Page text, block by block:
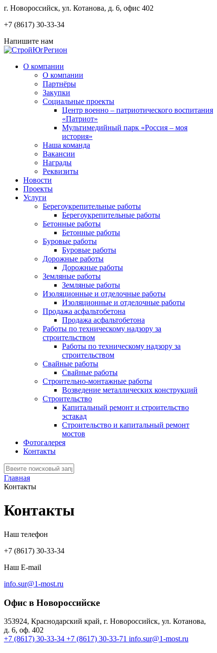
г. Новороссийск, ул. Котанова, д. 6, офис 402
+7 (8617) 30-33-34
Напишите нам
О компании
О компании
Партнёры
Закупки
Социальные проекты
Центр военно – патриотического воспитания
«Патриот»
Мультимедийный парк «Россия – моя
история»
Наша команда
Вакансии
Награды
Реквизиты
Новости
Проекты
Услуги
Берегоукрепительные работы
Берегоукрепительные работы
Бетонные работы
Бетонные работы
Буровые работы
Буровые работы
Дорожные работы
Дорожные работы
Земляные работы
Земляные работы
Изоляционные и отделочные работы
Изоляционные и отделочные работы
Продажа асфальтобетона
Продажа асфальтобетона
Работы по техническому надзору за
строительством
Работы по техническому надзору за
строительством
Свайные работы
Свайные работы
Строительно-монтажные работы
Возведение металлических конструкций
Строительство
Капитальный ремонт и строительство
эстакад
Строительство и капитальный ремонт
мостов
Фотогалерея
Контакты
Главная
Контакты
Контакты
Наш телефон
+7 (8617) 30-33-34
Наш E-mail
info.sur@1-most.ru
Офис в Новороссийске
353924, Краснодарский край, г. Новороссийск, ул. Котанова,
д. 6, оф. 402
+7 (8617) 30-33-34 +7 (8617) 30-33-71 info.sur@1-most.ru